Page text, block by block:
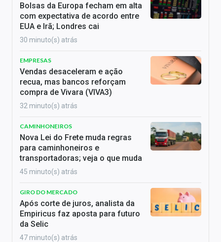
Bolsas da Europa fecham em alta
com expectativa de acordo entre
EUA e Irã; Londres cai
30 minuto(s) atrás
EMPRESAS
Vendas desaceleram e ação
recua, mas bancos reforçam
compra de Vivara (VIVA3)
32 minuto(s) atrás
CAMINHONEIROS
Nova Lei do Frete muda regras
para caminhoneiros e
transportadoras; veja o que muda
45 minuto(s) atrás
GIRO DO MERCADO
Após corte de juros, analista da
Empiricus faz aposta para futuro
da Selic
47 minuto(s) atrás